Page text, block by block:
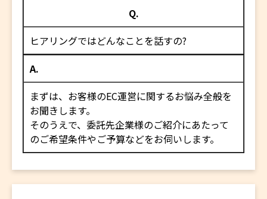
Q.
ヒアリングではどんなことを話すの?
A.
まずは、お客様のEC運営に関するお悩み全般を
お聞きします。
そのうえで、委託先企業様のご紹介にあたって
のご希望条件やご予算などをお伺いします。